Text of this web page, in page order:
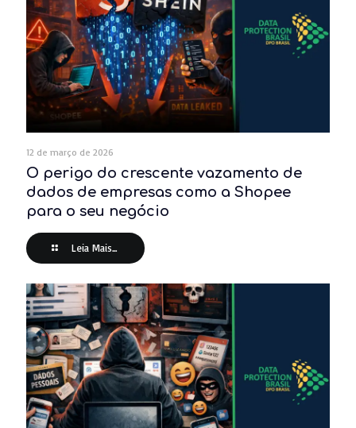
12 de março de 2026
O perigo do crescente vazamento de
dados de empresas como a Shopee
para o seu negócio
Leia Mais...